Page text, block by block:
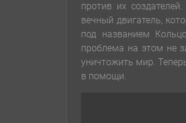
против их
вечный двигатель,
под названием
проблема на этом не
уничтожить мир.
в помощи.